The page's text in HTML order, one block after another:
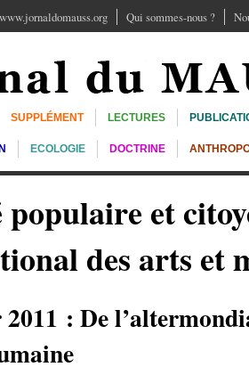
www.jornaldomauss.org Qui sommes-nous ?
SUPPLÉMENT LECTURES
ECOLOGIE DOCTRINE
et
des arts et
: De